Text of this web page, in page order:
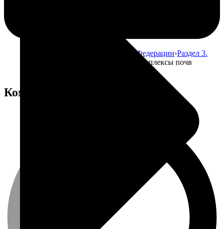
Атлас почв Российской Федерации Раздел 3.
Комплексы почв
Комплексы почв галогенные